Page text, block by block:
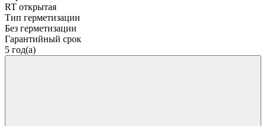
RT открытая
Тип герметизации
Без герметизации
Гарантийный срок
5 год(а)